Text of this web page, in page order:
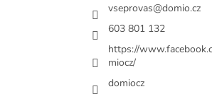
vseprovas@domio.cz
603 801 132
https://
miocz/
domiocz